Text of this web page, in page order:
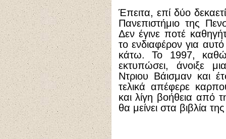
Έπειτα, επί δύο
Πανεπιστήμιο της
Δεν έγινε ποτέ
το ενδιαφέρον για
κάτω. Το 1997,
εκτυπώσει, άνοιξε
Ντριου Βάισμαν και
τελικά απέφερε
και λίγη βοήθεια από
θα μείνει στα βιβλία